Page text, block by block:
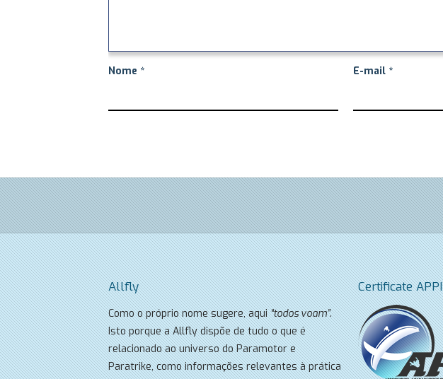
Nome * E-mail *
Allfly
Como o próprio nome sugere, aqui“todos voam”.
Isto porque a Allfly dispõe de tudo o que é
relacionado ao universo do Paramotor e
Paratrike, como informações relevantes à prática
Certificate APPI